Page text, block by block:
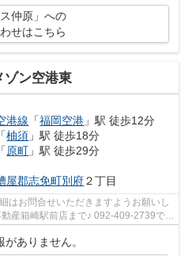
ス仲原」への
せはこちら
ゾン空港東
港線 「福岡空港 」駅 徒歩12分
「柚須 」駅 徒歩18分
「 原町 」駅 徒歩29分
屋郡志免町別府２丁目
はお問合せいただきますようお願いし
産箱崎駅前店まで♪ 092-409-2739で
ありません。